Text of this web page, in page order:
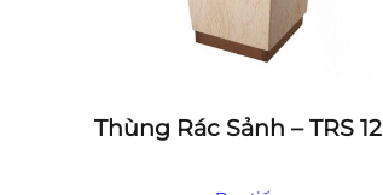
Thùng Rác Sảnh – TRS 12